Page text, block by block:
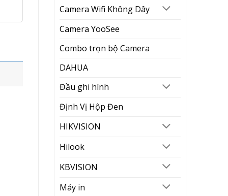
Camera Wifi Không Dây
Camera YooSee
Combo trọn bộ Camera
DAHUA
Đầu ghi hình
Định Vị Hộp Đen
HIKVISION
Hilook
KBVISION
Máy in